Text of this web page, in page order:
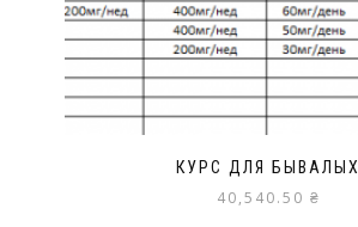
КУРС ДЛЯ БЫВАЛЫХ
40,540.50 ₴